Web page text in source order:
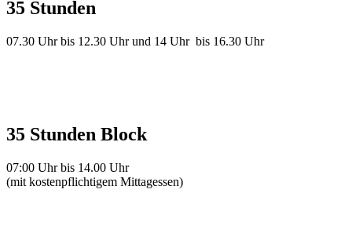
35 Stunden
07.30 Uhr bis 12.30 Uhr und 14 Uhr bis 16.30 Uhr
35 Stunden Block
07:00 Uhr bis 14.00 Uhr
(mit kostenpflichtigem Mittagessen)